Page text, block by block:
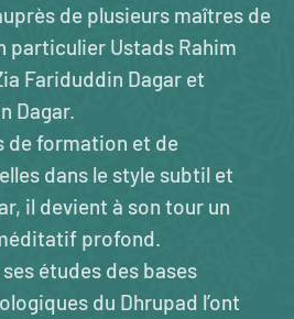
de plusieurs maîtres de
particulier Ustads Rahim
Fariduddin Dagar et
Dagar.
de formation et de
dans le style subtil et
il devient à son tour un
profond.
études des bases
du Dhrupad l’ont